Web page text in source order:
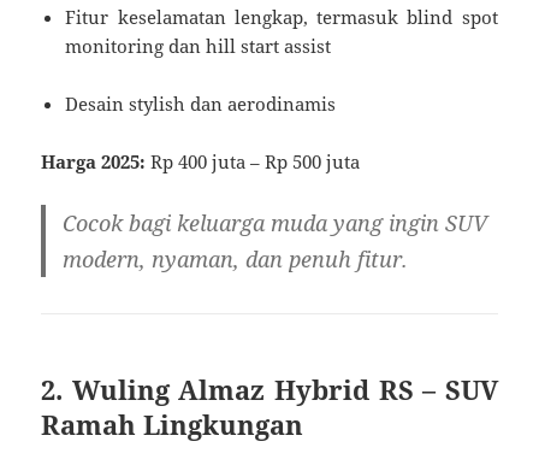
Fitur keselamatan lengkap, termasuk blind spot
monitoring dan hill start assist
Desain stylish dan aerodinamis
Harga 2025: Rp 400 juta – Rp 500 juta
Cocok bagi keluarga muda yang ingin SUV
modern, nyaman, dan penuh fitur.
2. Wuling Almaz Hybrid RS – SUV
Ramah Lingkungan